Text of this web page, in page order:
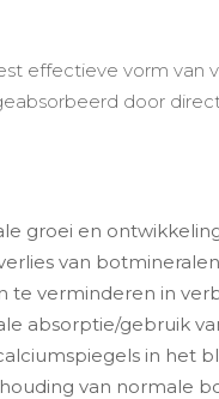
effectieve vorm
door
groei en
van
te verminderen in
absorptie/gebruik
in het
van normale